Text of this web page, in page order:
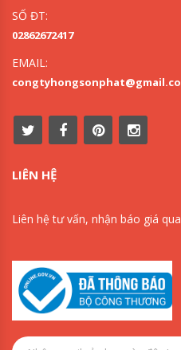
SỐ ĐT:
02862672417
EMAIL:
LIÊN HỆ
Liên hệ tư vấn, nhận báo giá